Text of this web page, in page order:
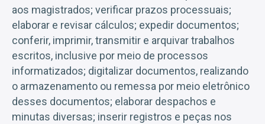
aos magistrados; verificar prazos processuais;
elaborar e revisar cálculos; expedir documentos;
conferir, imprimir, transmitir e arquivar trabalhos
escritos, inclusive por meio de processos
informatizados; digitalizar documentos, realizando
o armazenamento ou remessa por meio eletrônico
desses documentos; elaborar despachos e
minutas diversas; inserir registros e peças nos